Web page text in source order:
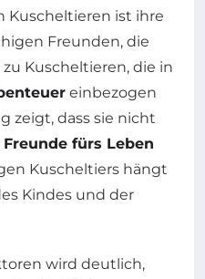
Kuscheltieren ist ihre
Freunden, die
Kuscheltieren, die in
einbezogen
zeigt, dass sie nicht
Freunde fürs Leben
Kuscheltiers hängt
Kindes und der
wird deutlich,